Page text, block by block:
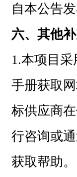
自本公告
六、其他
1.本项目
手册获取网
标供应商
行咨询或
获取帮助。